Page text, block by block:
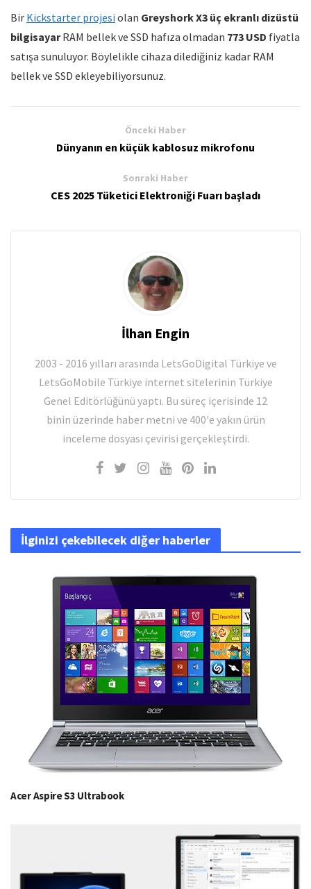
Bir Kickstarter projesi olan Greyshork X3 üç ekranlı dizüstü
bilgisayarRAM bellek ve SSD hafıza olmadan 773 USD fiyatla
satışa sunuluyor. Böylelikle cihaza dilediğiniz kadar RAM
bellek ve SSD ekleyebiliyorsunuz.
Önceki Haber
Dünyanın en küçük kablosuz mikrofonu
Sonraki Haber
CES 2025 Tüketici Elektroniği Fuarı başladı
İlhan Engin
2003 - 2016 yılları arasında LetsGoDigital Türkiye ve
LetsGoMobile Türkiye internet sitelerinin Türkiye
Genel Editörlüğünü yaptı. Bu süreç içerisinde 12
binin üzerinde haber metni ve 400'e yakın ürün
inceleme dosyası çevirisi gerçekleştirdi.
İlginizi çekebilecek diğer haberler
Acer Aspire S3 Ultrabook